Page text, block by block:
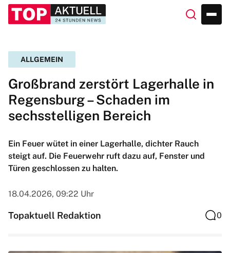
ALLGEMEIN
Großbrand zerstört Lagerhalle in
Regensburg – Schaden im
sechsstelligen Bereich
Ein Feuer wütet in einer Lagerhalle, dichter Rauch
steigt auf. Die Feuerwehr ruft dazu auf, Fenster und
Türen geschlossen zu halten.
18.04.2026, 09:22 Uhr
Topaktuell Redaktion 0